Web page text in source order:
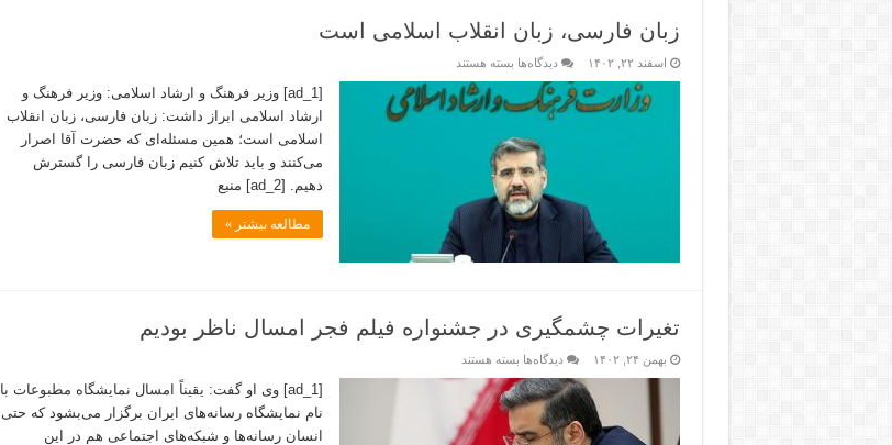
زبان فارسی، زبان انقلاب اسلامی است
اسفند ۲۲, ۱۴۰۲ دیدگاه‌ها بسته هستند
[ad_1] وزیر فرهنگ و ارشاد اسلامی: وزیر فرهنگ و
ارشاد اسلامی ابراز داشت: زبان فارسی، زبان انقلاب
اسلامی است؛ همین مسئله‌ای که حضرت آقا اصرار
می‌کنند و باید تلاش کنیم زبان فارسی را گسترش
دهیم. [ad_2] منبع
مطالعه بیشتر »
تغیرات چشمگیری در جشنواره فیلم فجر امسال ناظر بودیم
بهمن ۲۴, ۱۴۰۲ دیدگاه‌ها بسته هستند
[ad_1] وی او گفت: یقیناً امسال نمایشگاه مطبوعات با
نام نمایشگاه رسانه‌های ایران برگزار می‌بشود که حتی
انسان رسانه‌ها و شبکه‌های اجتماعی هم در این